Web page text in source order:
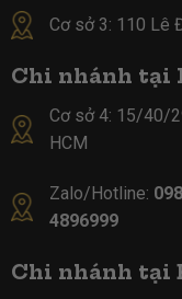
Cơ sở 3: 110 Lê
Chi nhánh tại
Cơ sở 4: 15/40/
HCM
Zalo/Hotline:
4896999
Chi nhánh tại